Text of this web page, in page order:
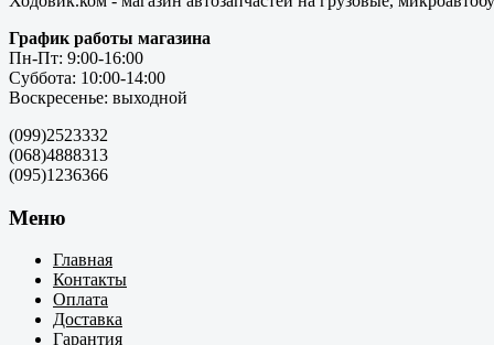
График работы магазина
Пн-Пт: 9:00-16:00
Суббота: 10:00-14:00
Воскресенье: выходной
(099)2523332
(068)4888313
(095)1236366
Меню
Главная
Контакты
Оплата
Доставка
Гарантия